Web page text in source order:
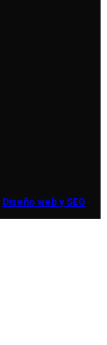
Diseño web y SEO